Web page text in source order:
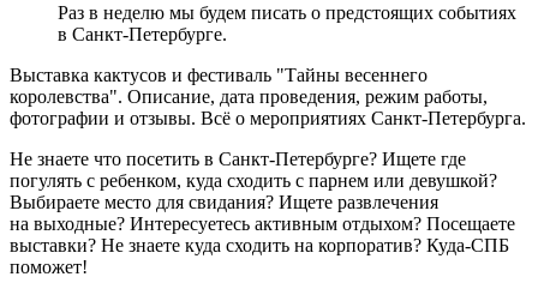
Раз в неделю мы будем писать о предстоящих событиях
в Санкт-Петербурге.
Выставка кактусов и фестиваль "Тайны весеннего
королевства". Описание, дата проведения, режим работы,
фотографии и отзывы. Всё о мероприятиях Санкт-Петербурга.
Не знаете что посетить в Санкт-Петербурге? Ищете где
погулять с ребенком, куда сходить с парнем или девушкой?
Выбираете место для свидания? Ищете развлечения
на выходные? Интересуетесь активным отдыхом? Посещаете
выставки? Не знаете куда сходить на корпоратив? Куда-СПБ
поможет!